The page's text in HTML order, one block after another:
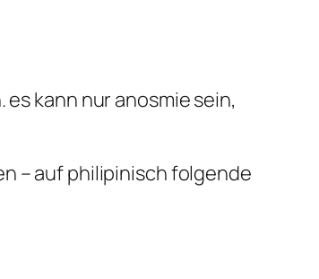
kann nur anosmie sein,
– auf philipinisch folgende